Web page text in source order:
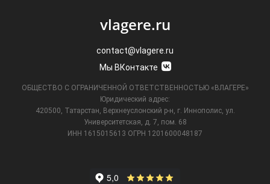
vlagere.ru
contact@vlagere.ru
Мы ВКонтакте
ОБЩЕСТВО С ОГРАНИЧЕННОЙ ОТВЕТСТВЕННОСТЬЮ «ВЛАГЕРЕ»
Юридический адрес:
420500, Татарстан, Верхнеуслонский р-н, г. Иннополис, ул.
Университетская,
д. 7, пом. 68
ИНН 1615015613 ОГРН 1201600048187